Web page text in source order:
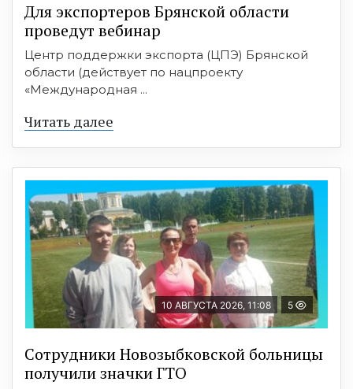
Для экспортеров Брянской области
проведут вебинар
Центр поддержки экспорта (ЦПЭ) Брянской
области (действует по нацпроекту
«Международная ...
Читать далее
10 АВГУСТА 2026, 11:08 5
Сотрудники Новозыбковской больницы
получили значки ГТО